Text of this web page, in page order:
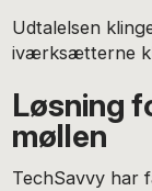
Udtalelsen
iværksætterne
Løsning
møllen
TechSavvy har